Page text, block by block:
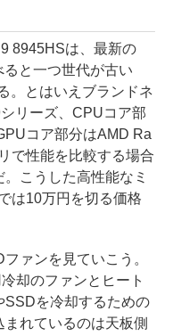
8945HSは、最新の
ると一つ世代が古い
。とはいえブランドネ
リーズ、CPUコア部
コア部分はAMD Ra
で性能を比較する場合
こうした高性能なミ
は10万円を切る価格
ァンを見ていこう。
却のファンとヒート
SSDを冷却するための
れているのは天板側